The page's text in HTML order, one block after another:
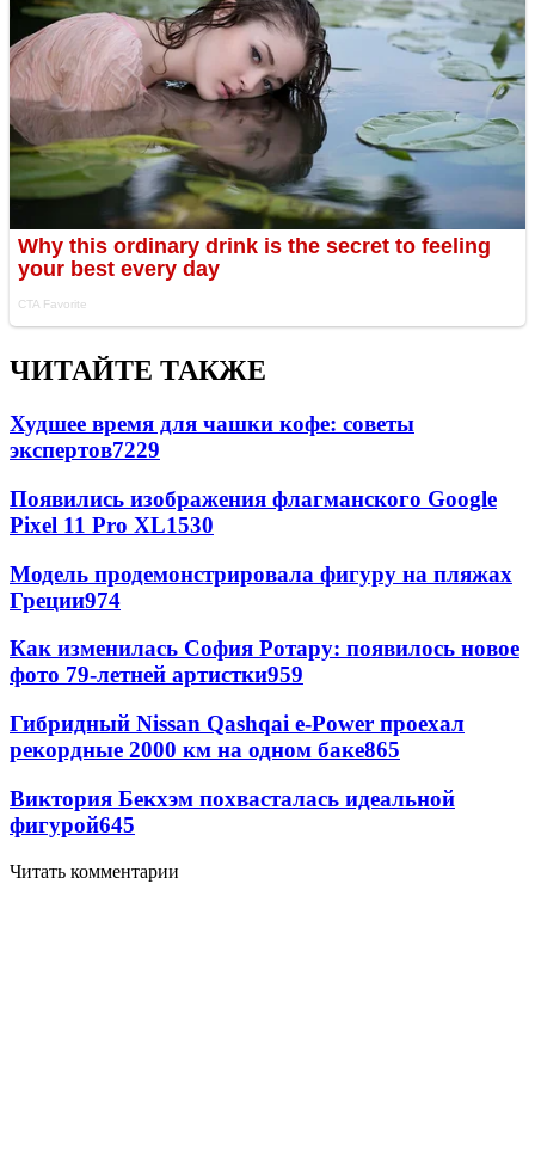
ЧИТАЙТЕ ТАКЖЕ
Худшее время для чашки кофе: советы
экспертов7229
Появились изображения флагманского Google
Pixel 11 Pro XL1530
Модель продемонстрировала фигуру на пляжах
Греции974
Как изменилась София Ротару: появилось новое
фото 79-летней артистки959
Гибридный Nissan Qashqai e-Power проехал
рекордные 2000 км на одном баке865
Виктория Бекхэм похвасталась идеальной
фигурой645
Читать комментарии